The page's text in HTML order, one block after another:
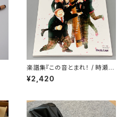
楽譜集『この音とまれ！ / 時瀬高
等学校箏曲部』
¥2,420